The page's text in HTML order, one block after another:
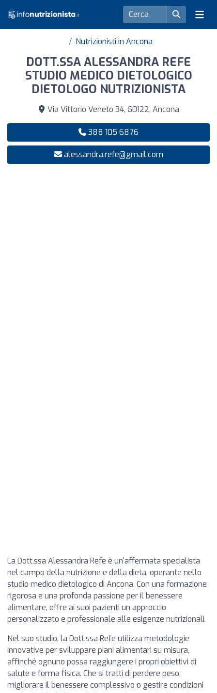
Nutrizionisti in Ancona
DOTT.SSA ALESSANDRA REFE
STUDIO MEDICO DIETOLOGICO
DIETOLOGO NUTRIZIONISTA
Via Vittorio Veneto 34, 60122, Ancona
388 105 6876
alessandra.refe@gmail.com
La Dott.ssa Alessandra Refe è un'affermata specialista
nel campo della nutrizione e della dieta, operante nello
studio medico dietologico di Ancona. Con una formazione
rigorosa e una profonda passione per il benessere
alimentare, offre ai suoi pazienti un approccio
personalizzato e professionale alle esigenze nutrizionali.
Nel suo studio, la Dott.ssa Refe utilizza metodologie
innovative per sviluppare piani alimentari su misura,
affinché ognuno possa raggiungere i propri obiettivi di
salute e forma fisica. Che si tratti di perdere peso,
migliorare il benessere complessivo o gestire condizioni